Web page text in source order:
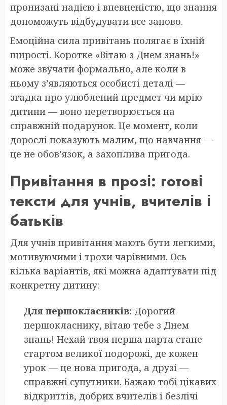
пронизані надією і впевненістю, що знання
допоможуть відбудувати все заново.
Емоційна сила привітань полягає в їхній
щирості. Коротке «Вітаю з Днем знань!»
може звучати формально, але коли в
ньому з’являються особисті деталі —
згадка про улюблений предмет чи мрію
дитини — воно перетворюється на
справжній подарунок. Це момент, коли
дорослі показують малим, що навчання —
це не обов’язок, а захоплива пригода.
Привітання в прозі: готові
тексти для учнів, вчителів і
батьків
Для учнів привітання мають бути легкими,
мотивуючими і трохи чарівними. Ось
кілька варіантів, які можна адаптувати під
конкретну дитину:
Для першокласників: Дорогий
першокласнику, вітаю тебе з Днем
знань! Нехай твоя перша парта стане
стартом великої подорожі, де кожен
урок — це нова пригода, а друзі —
справжні супутники. Бажаю тобі цікавих
відкриттів, добрих вчителів і безлічі